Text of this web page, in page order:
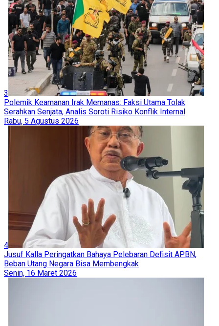
3
Polemik Keamanan Irak Memanas: Faksi Utama Tolak
Serahkan Senjata, Analis Soroti Risiko Konflik Internal
Rabu, 5 Agustus 2026
4
Jusuf Kalla Peringatkan Bahaya Pelebaran Defisit APBN,
Beban Utang Negara Bisa Membengkak
Senin, 16 Maret 2026